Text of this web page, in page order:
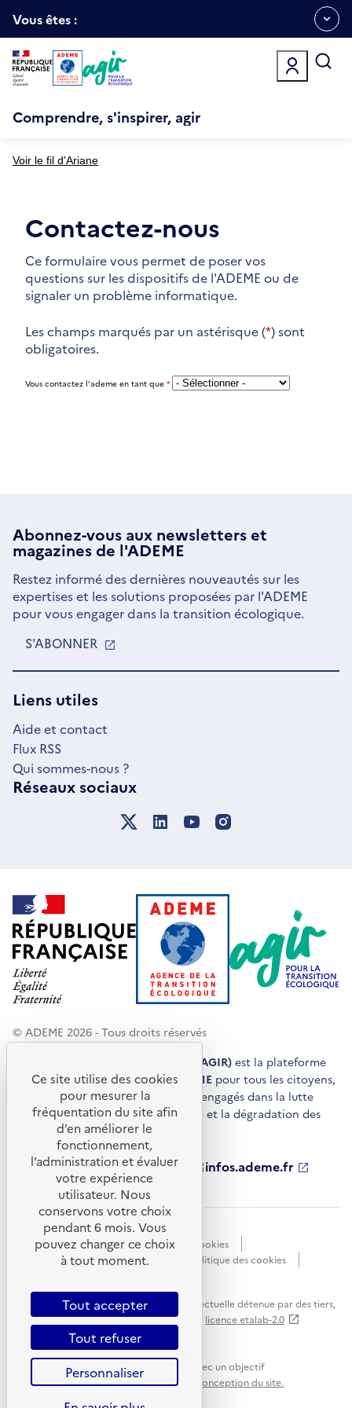
au
Ouvrir
le
menu
espace
Vous êtes :
Comprendre, s'inspirer, agir
Voir le fil d'Ariane
Contactez-nous
Ce formulaire vous permet de poser vos
questions sur les dispositifs de l'ADEME ou de
signaler un problème informatique.
Les champs marqués par un astérisque (*) sont
obligatoires.
Vous contactez l’ademe en tant que *
Abonnez-vous aux newsletterset
magazines de l'ADEME
Restez informé des dernières nouveautés sur les
expertises et les solutions proposées par l'ADEME
pour vous engager dans la transition écologique.
S'ABONNER
UNE
Liens utiles
Aide et contact
Flux RSS
Qui sommes-nous ?
Réseaux sociaux
© ADEME 2026 - Tous droits réservés
Agir pour la transition écologique (AGIR) est la plateforme
de conseils et de services de l'ADEME pour tous les citoyens,
acteurs économiques et territoires engagés dans la lutte
contre le réchauffement climatique et la dégradation des
ressources.
ademe.fr
S'ouvre
nouvelle
fenêtre
librairie.ademe.fr
S'ouvre
dans
une
nouvelle
fenêtre
infos.ademe.fr
S'ouvre
nouvelle
ademe.fr/presse
S'ouvre
nouvelle
fenêtre
Accessibilité : non conforme
Données personnelles
Gestion des cookies
Mentions légales
Plan du site
Politique des cookies
dans
nouvelle
Sauf mention explicite de propriété intellectuelle détenue par des tiers,
les contenus de ce site sont proposés sous licence etalab-2.0
Ce site internet est pensé et développé avec un objectif
d'écoconception.En savoir plus sur l'écoconception du site.
Ce site utilise des cookies
pour mesurer la
fréquentation du site afin
d’en améliorer le
fonctionnement,
l’administration et évaluer
votre expérience
utilisateur. Nous
conservons votre choix
pendant 6 mois. Vous
pouvez changer ce choix
à tout moment.
Tout accepter
Tout refuser
Personnaliser